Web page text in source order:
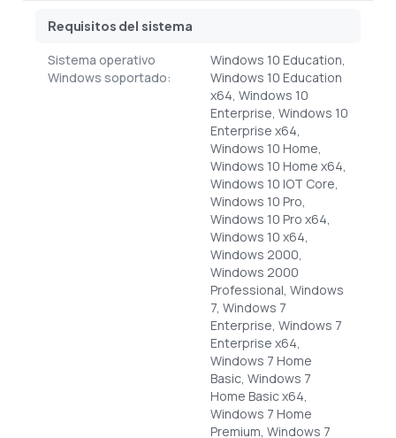
Requisitos del sistema
Sistema operativo
Windows soportado:
Windows 10 Education,
Windows 10 Education
x64, Windows 10
Enterprise, Windows 10
Enterprise x64,
Windows 10 Home,
Windows 10 Home x64,
Windows 10 IOT Core,
Windows 10 Pro,
Windows 10 Pro x64,
Windows 10 x64,
Windows 2000,
Windows 2000
Professional, Windows
7, Windows 7
Enterprise, Windows 7
Enterprise x64,
Windows 7 Home
Basic, Windows 7
Home Basic x64,
Windows 7 Home
Premium, Windows 7